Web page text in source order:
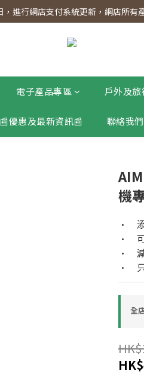
全單95折!!!（優惠期至2026年12
，進行網店支付系統更新，網店所
電子產品專區 戶外及旅
📰優惠及最新資訊📰 聯絡我們
機
•
•
•
•
全